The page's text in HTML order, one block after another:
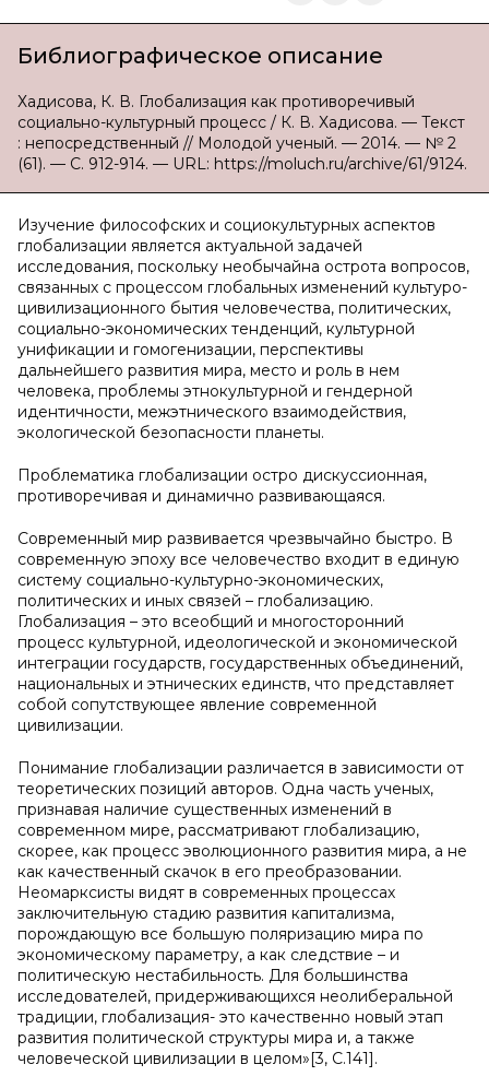
Библиографическое описание
Хадисова, К. В. Глобализация как противоречивый
социально-культурный процесс / К. В. Хадисова. — Текст
: непосредственный // Молодой ученый. — 2014. — № 2
(61). — С. 912-914. — URL: https://moluch.ru/archive/61/9124.
Изучение философских и социокультурных аспектов
глобализации является актуальной задачей
исследования, поскольку необычайна острота вопросов,
связанных с процессом глобальных изменений культуро-
цивилизационного бытия человечества, политических,
социально-экономических тенденций, культурной
унификации и гомогенизации, перспективы
дальнейшего развития мира, место и роль в нем
человека, проблемы этнокультурной и гендерной
идентичности, межэтнического взаимодействия,
экологической безопасности планеты.
Проблематика глобализации остро дискуссионная,
противоречивая и динамично развивающаяся.
Современный мир развивается чрезвычайно быстро. В
современную эпоху все человечество входит в единую
систему социально-культурно-экономических,
политических и иных связей – глобализацию.
Глобализация – это всеобщий и многосторонний
процесс культурной, идеологической и экономической
интеграции государств, государственных объединений,
национальных и этнических единств, что представляет
собой сопутствующее явление современной
цивилизации.
Понимание глобализации различается в зависимости от
теоретических позиций авторов. Одна часть ученых,
признавая наличие существенных изменений в
современном мире, рассматривают глобализацию,
скорее, как процесс эволюционного развития мира, а не
как качественный скачок в его преобразовании.
Неомарксисты видят в современных процессах
заключительную стадию развития капитализма,
порождающую все большую поляризацию мира по
экономическому параметру, а как следствие – и
политическую нестабильность. Для большинства
исследователей, придерживающихся неолиберальной
традиции, глобализация- это качественно новый этап
развития политической структуры мира и, а также
человеческой цивилизации в целом»[3, С.141].